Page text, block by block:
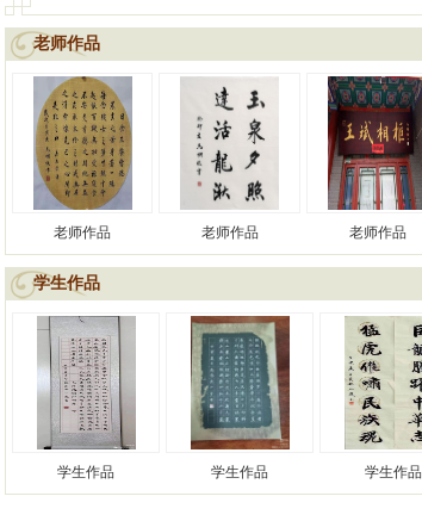
老师作品
老师作品 老师作品 老师作品
学生作品
学生作品 学生作品 学生作品